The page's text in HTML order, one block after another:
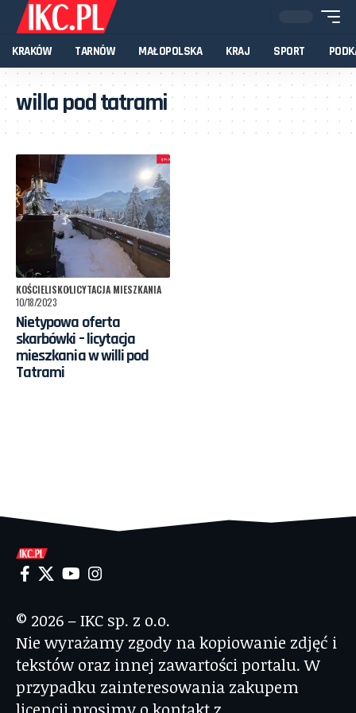
KRAKÓW TARNÓW MAŁOPOLSKA KRAJ SPORT
willa pod tatrami
KOŚCIELISKOLICYTACJA MIESZKANIA
10/18/2023
Nietypowa oferta
skarbówki – licytacja
mieszkania w willi pod
Tatrami
© 2026 – IKC sp. z o.o.
Nie wyrażamy zgody na kopiowanie zdjęć i
tekstów oraz innej zawartości portalu. W
przypadku zainteresowania zakupem